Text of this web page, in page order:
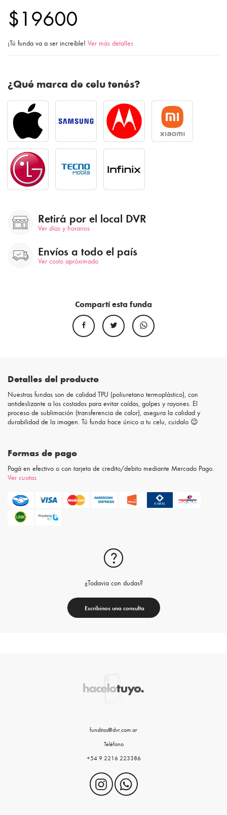
$19600
¡Tú funda va a ser increíble! Ver más detalles
¿Qué marca de celu tenés?
Retirá por el local DVR
Ver días y horarios
Envíos a todo el país
Ver costo apróximado
Compartí esta funda
Detalles del producto
Nuestras fundas son de calidad TPU (poliuretano termoplástico), con
antideslizante a los costados para evitar caídas, golpes y rayones. El
proceso de sublimación (transferencia de calor), asegura la calidad y
durabilidad de la imagen. Tú funda hace único a tu celu, cuidalo 😉
Formas de pago
Pagá en efectivo o con tarjeta de credito/debito mediante Mercado Pago.
Ver cuotas
¿Todavia con dudas?
Escribinos una consulta
funditas@dvr.com.ar
Teléfono
+54 9 2216 223386